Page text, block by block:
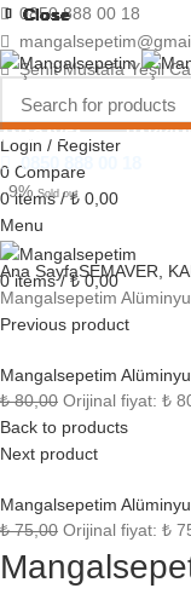
0850 888 00 18
Şehit Mustafa Yeşil
Login / Register
0 Compare
0items / ₺ 0,00
Menu
0items / ₺0,00
ANASAYFA
0850 888 00 18
-9% Sold out
Click to enlarge
Ana SayfaSEMAVER,
Mangalsepetim
Previous product
Mangalsepetim
₺80,00 Orijinal fiyat: ₺
Back to products
Next product
Mangalsepetim
₺75,00 Orijinal fiyat: ₺
Close
Close
Close
Close
Close
Close
Close
Close